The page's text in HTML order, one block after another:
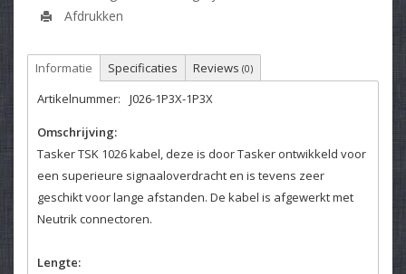
Afdrukken
Informatie Specificaties Reviews (0)
Artikelnummer: J026-1P3X-1P3X
Omschrijving:
Tasker TSK 1026 kabel, deze is door Tasker ontwikkeld voor
een superieure signaaloverdracht en is tevens zeer
geschikt voor lange afstanden. De kabel is afgewerkt met
Neutrik connectoren.
Lengte: